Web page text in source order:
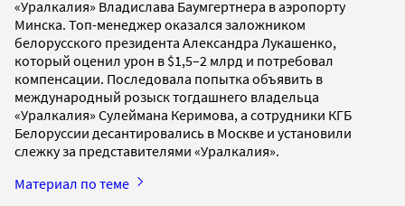
«Уралкалия» Владислава Баумгертнера в аэропорту
Минска. Топ-менеджер оказался заложником
белорусского президента Александра Лукашенко,
который оценил урон в $1,5–2 млрд и потребовал
компенсации. Последовала попытка объявить в
международный розыск тогдашнего владельца
«Уралкалия» Сулеймана Керимова, а сотрудники КГБ
Белоруссии десантировались в Москве и установили
слежку за представителями «Уралкалия».
Материал по теме